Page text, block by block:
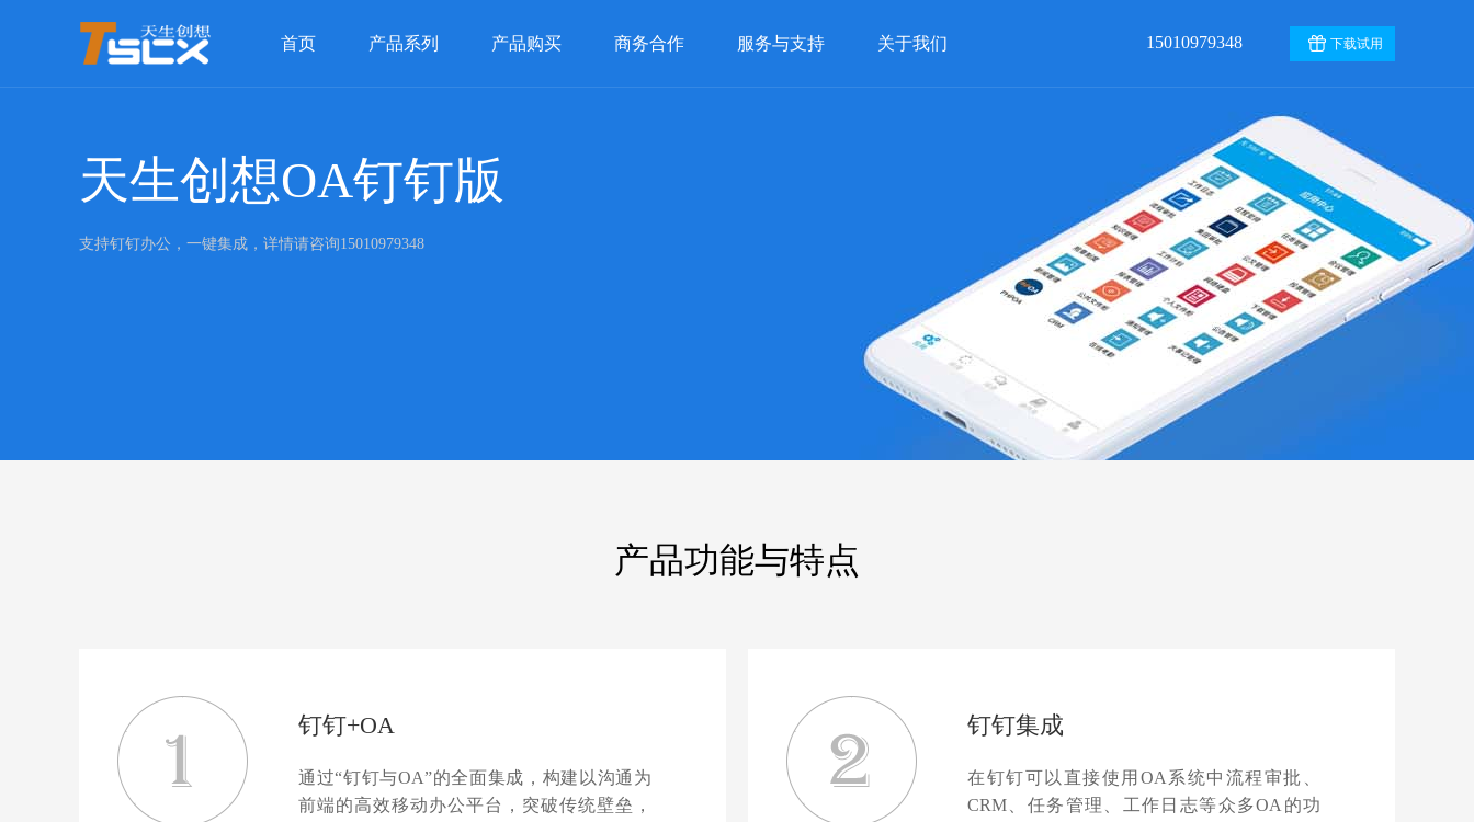
首页 产品系列 产品购买 商务合作 服务与支持 关于我们 15010979348 下载试用
天生创想OA钉钉版
支持钉钉办公，一键集成，详情请咨询15010979348
产品功能与特点
钉钉+OA
通过“钉钉与OA”的全面集成，构建以沟通为
前端的高效移动办公平台，突破传统壁垒，
钉钉集成
在钉钉可以直接使用OA系统中流程审批、
CRM、任务管理、工作日志等众多OA的功